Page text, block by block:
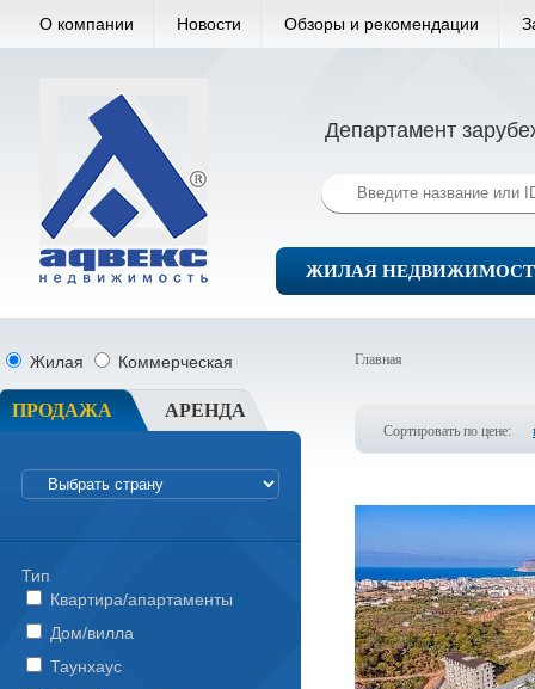
О компании Новости Обзоры и рекомендации
Департамент
ЖИЛАЯ
Главная
Сортировать по цене:
Жилая Коммерческая
ПРОДАЖА АРЕНДА
Тип
Квартира/апартаменты
Дом/вилла
Таунхаус